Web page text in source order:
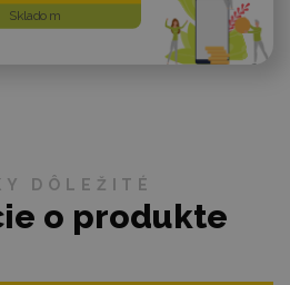
Skladom
DÔLEŽITÉ
o produkte